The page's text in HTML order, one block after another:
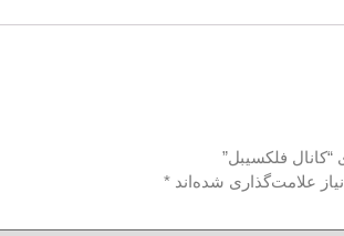
“کانال فلکسیبل”
علامت‌گذاری شده‌اند *